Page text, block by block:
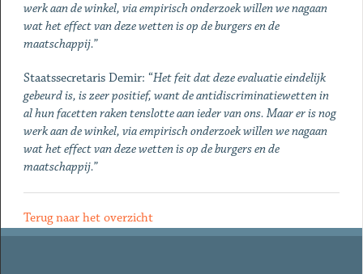
werk aan de winkel, via empirisch onderzoek willen we nagaan
wat het effect van deze wetten is op de burgers en de
maatschappij.”
Staatssecretaris Demir: “Het feit dat deze evaluatie eindelijk
gebeurd is, is zeer positief, want de antidiscriminatiewetten in
al hun facetten raken tenslotte aan ieder van ons. Maar er is nog
werk aan de winkel, via empirisch onderzoek willen we nagaan
wat het effect van deze wetten is op de burgers en de
maatschappij.”
Terug naar het overzicht